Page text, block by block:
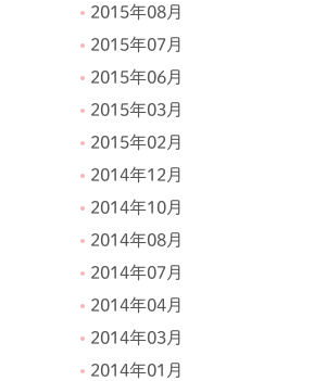
2015年08月
2015年07月
2015年06月
2015年03月
2015年02月
2014年12月
2014年10月
2014年08月
2014年07月
2014年04月
2014年03月
2014年01月